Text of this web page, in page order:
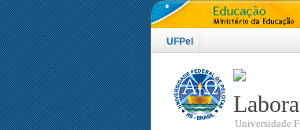
UFPel
Universidade